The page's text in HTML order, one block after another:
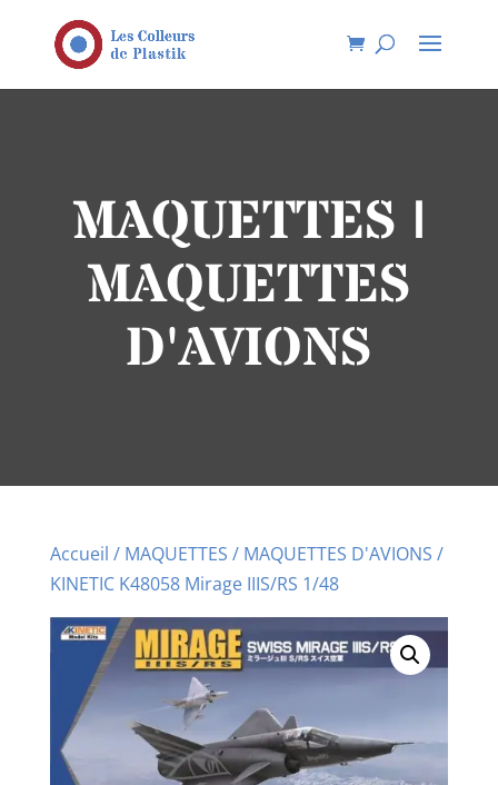
MAQUETTES |
MAQUETTES
D'AVIONS
Accueil / MAQUETTES / MAQUETTES D'AVIONS /
KINETIC K48058 Mirage IIIS/RS 1/48